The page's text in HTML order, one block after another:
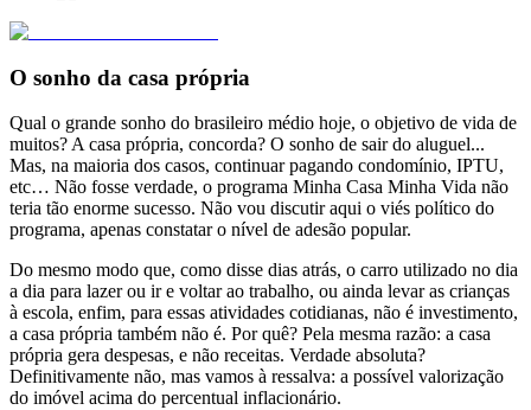
O sonho da casa própria
Qual o grande sonho do brasileiro médio hoje, o objetivo de vida de
muitos? A casa própria, concorda? O sonho de sair do aluguel...
Mas, na maioria dos casos, continuar pagando condomínio, IPTU,
etc… Não fosse verdade, o programa Minha Casa Minha Vida não
teria tão enorme sucesso. Não vou discutir aqui o viés político do
programa, apenas constatar o nível de adesão popular.
Do mesmo modo que, como disse dias atrás, o carro utilizado no dia
a dia para lazer ou ir e voltar ao trabalho, ou ainda levar as crianças
à escola, enfim, para essas atividades cotidianas, não é investimento,
a casa própria também não é. Por quê? Pela mesma razão: a casa
própria gera despesas, e não receitas. Verdade absoluta?
Definitivamente não, mas vamos à ressalva: a possível valorização
do imóvel acima do percentual inflacionário.